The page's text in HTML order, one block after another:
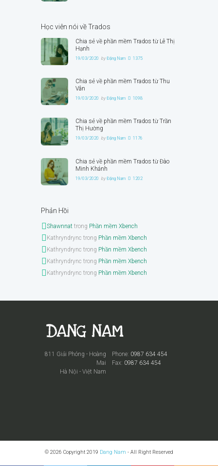
Học viên nói về Trados
Chia sẻ về phần mềm Trados từ Lê Thị
Hạnh
19/03/2020 byĐặng Nam 1375
Chia sẻ về phần mềm Trados từ Thu
Vân
19/03/2020 byĐặng Nam 1098
Chia sẻ về phần mềm Trados từ Trần
Thị Hường
19/03/2020 byĐặng Nam 1176
Chia sẻ về phần mềm Trados từ Đào
Minh Khánh
19/03/2020 byĐặng Nam 1202
Phản Hồi
Shawnnat trong Phần mềm Xbench
Kathryndrync trong Phần mềm Xbench
Kathryndrync trong Phần mềm Xbench
Kathryndrync trong Phần mềm Xbench
Kathryndrync trong Phần mềm Xbench
Phone: 0987 634 454
Fax: 0987 634 454
811 Giải Phóng - Hoàng
Mai
Hà Nội - Việt Nam
© 2026 Copyright 2019 Dang Nam - All Right Reserved